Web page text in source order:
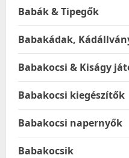
Babák & Tipegők
Babakádak,
Babakocsi & Kiságy
Babakocsi kiegészítők
Babakocsi napernyők
Babakocsik